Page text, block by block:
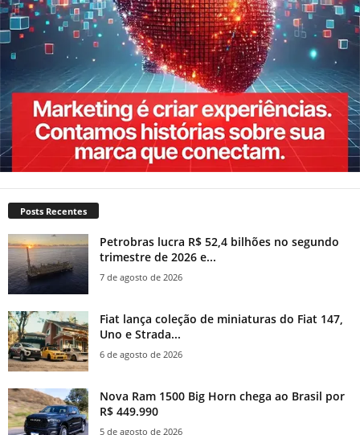
Posts Recentes
Petrobras lucra R$ 52,4 bilhões no segundo
trimestre de 2026 e...
7 de agosto de 2026
Fiat lança coleção de miniaturas do Fiat 147,
Uno e Strada...
6 de agosto de 2026
Nova Ram 1500 Big Horn chega ao Brasil por
R$ 449.990
5 de agosto de 2026